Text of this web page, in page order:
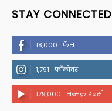
STAY CONNECTED
18,000 फैंस
1,791 फॉलोवर
179,000 सब्सक्राइबर्स